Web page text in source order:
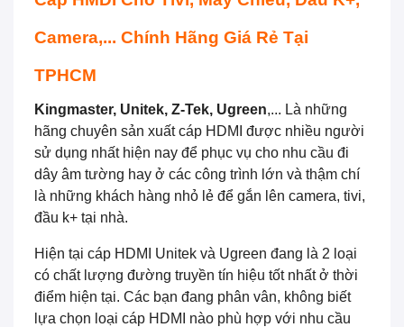
Camera,... Chính Hãng Giá Rẻ Tại
TPHCM
Kingmaster, Unitek, Z-Tek, Ugreen,... Là những
hãng chuyên sản xuất cáp HDMI được nhiều người
sử dụng nhất hiện nay để phục vụ cho nhu cầu đi
dây âm tường hay ở các công trình lớn và thậm chí
là những khách hàng nhỏ lẻ để gắn lên camera, tivi,
đầu k+ tại nhà.
Hiện tại cáp HDMI Unitek và Ugreen đang là 2 loại
có chất lượng đường truyền tín hiệu tốt nhất ở thời
điểm hiện tại. Các bạn đang phân vân, không biết
lựa chọn loại cáp HDMI nào phù hợp với nhu cầu